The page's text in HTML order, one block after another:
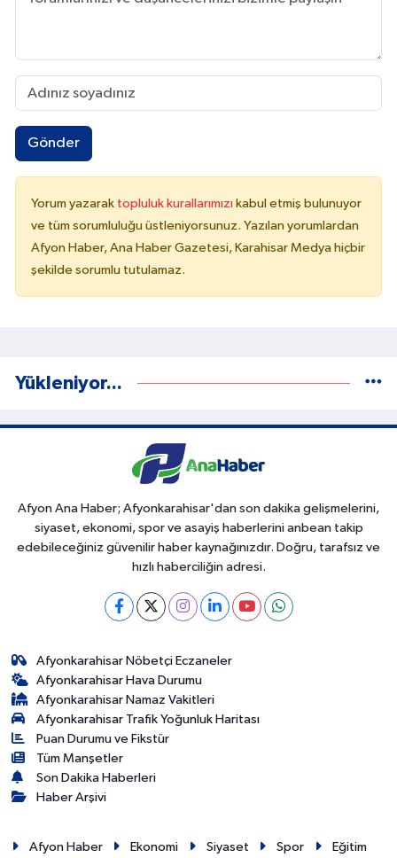
Gönder
Yorum yazarak topluluk kurallarımızı kabul etmiş bulunuyor
ve tüm sorumluluğu üstleniyorsunuz. Yazılan yorumlardan
Afyon Haber, Ana Haber Gazetesi, Karahisar Medya hiçbir
şekilde sorumlu tutulamaz.
Yükleniyor...
Afyon Ana Haber; Afyonkarahisar'dan son dakika gelişmelerini,
siyaset, ekonomi, spor ve asayiş haberlerini anbean takip
edebileceğiniz güvenilir haber kaynağınızdır. Doğru, tarafsız ve
hızlı haberciliğin adresi.
Afyonkarahisar Nöbetçi Eczaneler
Afyonkarahisar Hava Durumu
Afyonkarahisar Namaz Vakitleri
Afyonkarahisar Trafik Yoğunluk Haritası
Puan Durumu ve Fikstür
Tüm Manşetler
Son Dakika Haberleri
Haber Arşivi
Afyon Haber Ekonomi Siyaset Spor Eğitim